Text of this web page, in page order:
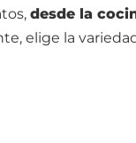
desde la
elige la